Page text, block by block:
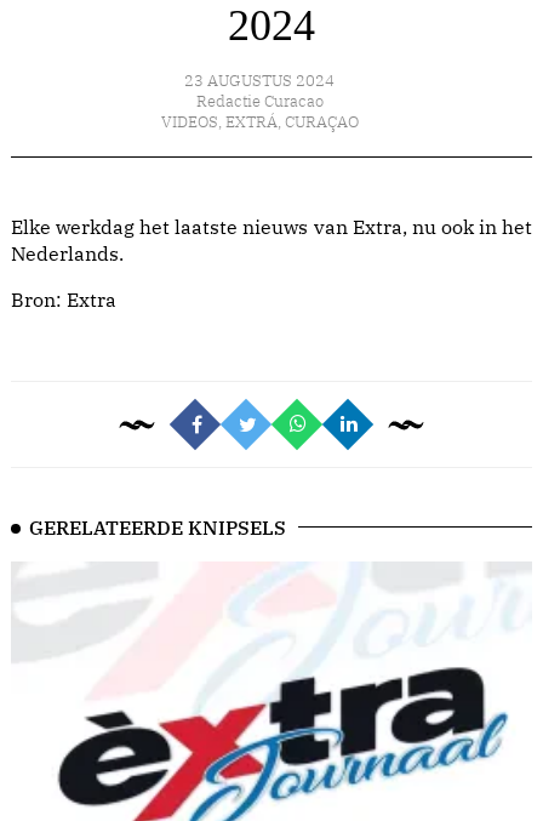
2024
23 AUGUSTUS 2024
Redactie Curacao
VIDEOS, EXTRÁ, CURAÇAO
Elke werkdag het laatste nieuws van Extra, nu ook in het
Nederlands.
Bron: Extra
GERELATEERDE KNIPSELS